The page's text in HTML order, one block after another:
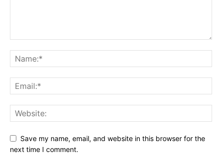
Save my name, email, and website in this browser for the
next time I comment.